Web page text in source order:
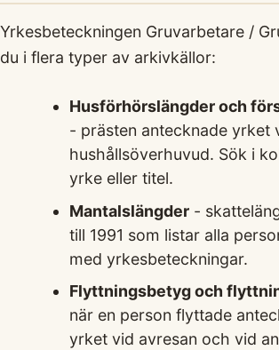
Yrkesbeteckningen Gruvarbetare /
du i flera typer av arkivkällor:
Husförhörslängder och
- prästen antecknade yrket
hushållsöverhuvud. Sök i
yrke eller titel.
Mantalslängder-
till 1991 som listar alla
med yrkesbeteckningar.
Flyttningsbetyg och
när en person flyttade
yrket vid avresan och vid